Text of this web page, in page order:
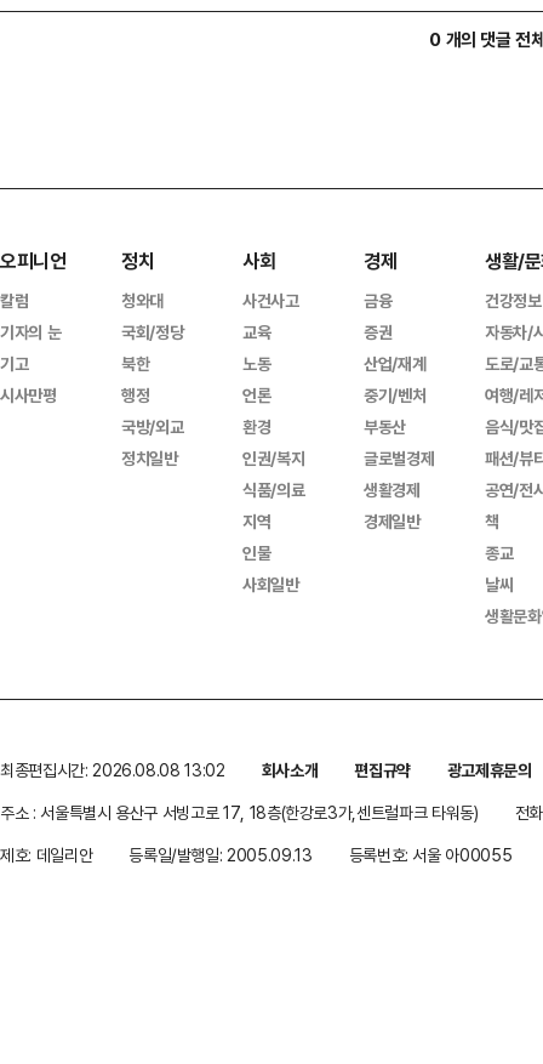
0 개의 댓글 전
오피니언
칼럼
기자의 눈
기고
시사만평
정치
청와대
국회/정당
북한
행정
국방/외교
정치일반
사회
사건사고
교육
노동
언론
환경
인권/복지
식품/의료
지역
인물
사회일반
경제
금융
증권
산업/재계
중기/벤처
부동산
글로벌경제
생활경제
경제일반
생활/
건강정보
자동차/
도로/교
여행/레
음식/맛
패션/뷰
공연/전
책
종교
날씨
생활문
최종편집시간: 2026.08.08 13:02 회사소개 편집규약
광고제휴문의
주소 : 서울특별시 용산구 서빙고로 17, 18층(한강로3가,센트럴파크 타워동)
전
제호: 데일리안
등록일/발행일: 2005.09.13 등록번호: 서울 아00055